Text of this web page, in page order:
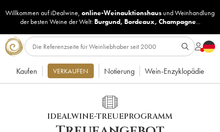
Willkommen auf iDealwine, online-Weinauktionshaus undWeinhandlung
der besten Weine der Welt: Burgund, Bordeaux, Champagne...
Kaufen VERKAUFEN Notierung Wein-Enzyklopädie
IDEALWINE-TREUEPROGRAMM